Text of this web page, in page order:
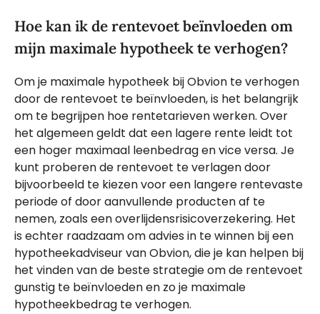
Hoe kan ik de rentevoet beïnvloeden om
mijn maximale hypotheek te verhogen?
Om je maximale hypotheek bij Obvion te verhogen
door de rentevoet te beïnvloeden, is het belangrijk
om te begrijpen hoe rentetarieven werken. Over
het algemeen geldt dat een lagere rente leidt tot
een hoger maximaal leenbedrag en vice versa. Je
kunt proberen de rentevoet te verlagen door
bijvoorbeeld te kiezen voor een langere rentevaste
periode of door aanvullende producten af te
nemen, zoals een overlijdensrisicoverzekering. Het
is echter raadzaam om advies in te winnen bij een
hypotheekadviseur van Obvion, die je kan helpen bij
het vinden van de beste strategie om de rentevoet
gunstig te beïnvloeden en zo je maximale
hypotheekbedrag te verhogen.